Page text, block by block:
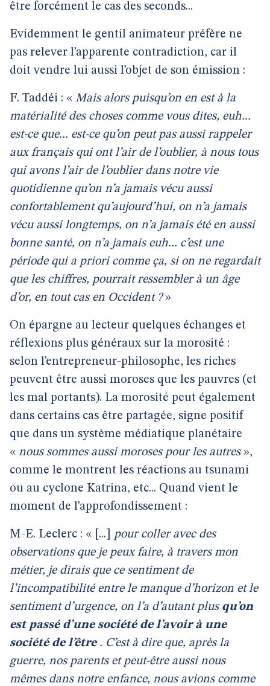
être forcément le cas des seconds...
Evidemment le gentil animateur préfère ne
pas relever l’apparente contradiction, car il
doit vendre lui aussi l’objet de son émission :
F. Taddéi : « Mais alors puisqu’on en est à la
matérialité des choses comme vous dites, euh...
est-ce que... est-ce qu’on peut pas aussi rappeler
aux français qui ont l’air de l’oublier, à nous tous
qui avons l’air de l’oublier dans notre vie
quotidienne qu’on n’a jamais vécu aussi
confortablement qu’aujourd’hui, on n’a jamais
vécu aussi longtemps, on n’a jamais été en aussi
bonne santé, on n’a jamais euh... c’est une
période qui a priori comme ça, si on ne regardait
que les chiffres, pourrait ressembler à un âge
d’or, en tout cas en Occident ?»
On épargne au lecteur quelques échanges et
réflexions plus généraux sur la morosité :
selon l’entrepreneur-philosophe, les riches
peuvent être aussi moroses que les pauvres (et
les mal portants). La morosité peut également
dans certains cas être partagée, signe positif
que dans un système médiatique planétaire
« nous sommes aussi moroses pour les autres»,
comme le montrent les réactions au tsunami
ou au cyclone Katrina, etc... Quand vient le
moment de l’approfondissement :
M-E. Leclerc : « [...] pour coller avec des
observations que je peux faire, à travers mon
métier, je dirais que ce sentiment de
l’incompatibilité entre le manque d’horizon et le
sentiment d’urgence, on l’a d’autant plus qu’on
est passé d’une société de l’avoir à une
société de l’être . C’est à dire que, après la
guerre, nos parents et peut-être aussi nous
mêmes dans notre enfance, nous avions comme